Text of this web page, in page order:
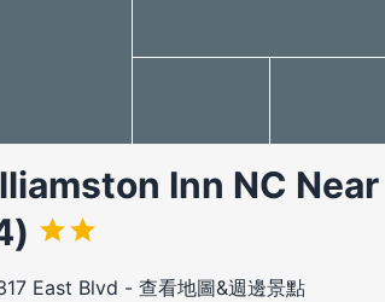
Inn NC Near
East Blvd - 查看地圖&週邊景點